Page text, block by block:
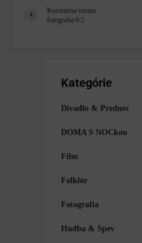
Koronténa verzus
fotografia 0:2
Kategórie
Divadlo & Prednes
DOMA S NOCkou
Film
Folklór
Fotografia
Hudba & Spev